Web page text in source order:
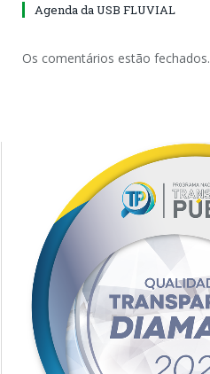
Agenda da USB FLUVIAL
Os comentários estão fechados.